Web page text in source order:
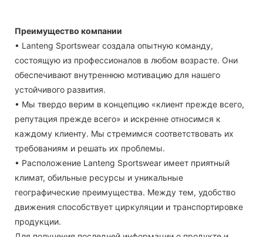
Преимущество компании
• Lanteng Sportswear создала опытную команду,
состоящую из профессионалов в любом возрасте. Они
обеспечивают внутреннюю мотивацию для нашего
устойчивого развития.
• Мы твердо верим в концепцию «клиент прежде всего,
репутация прежде всего» и искренне относимся к
каждому клиенту. Мы стремимся соответствовать их
требованиям и решать их проблемы.
• Расположение Lanteng Sportswear имеет приятный
климат, обильные ресурсы и уникальные
географические преимущества. Между тем, удобство
движения способствует циркуляции и транспортировке
продукции.